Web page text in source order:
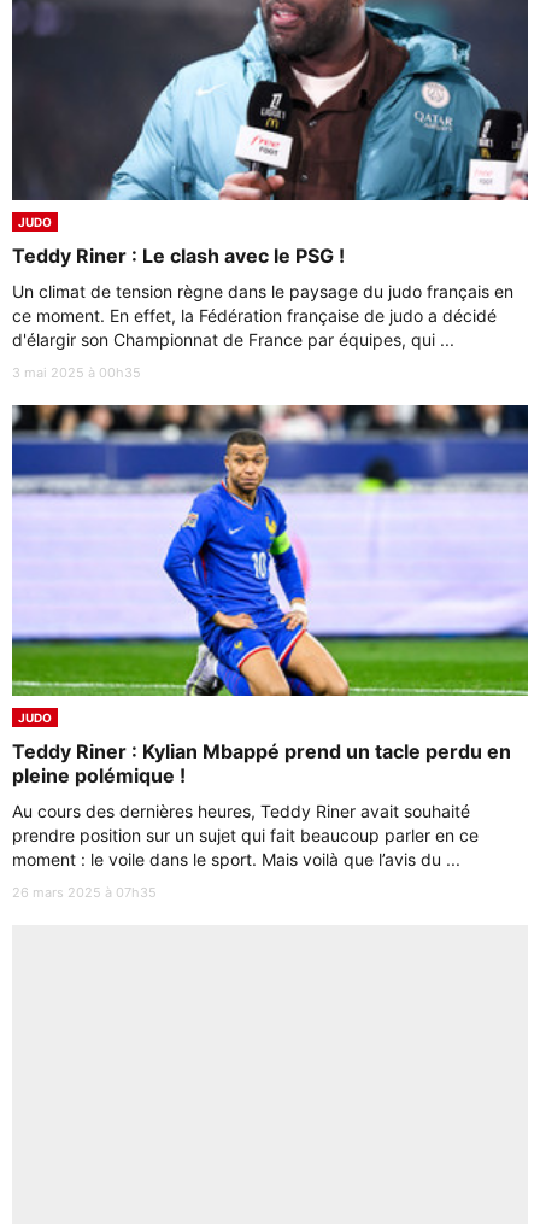
JUDO
Teddy Riner : Le clash avec le PSG !
Un climat de tension règne dans le paysage du judo français en
ce moment. En effet, la Fédération française de judo a décidé
d'élargir son Championnat de France par équipes, qui ...
3 mai 2025 à 00h35
JUDO
Teddy Riner : Kylian Mbappé prend un tacle perdu en
pleine polémique !
Au cours des dernières heures, Teddy Riner avait souhaité
prendre position sur un sujet qui fait beaucoup parler en ce
moment : le voile dans le sport. Mais voilà que l’avis du ...
26 mars 2025 à 07h35